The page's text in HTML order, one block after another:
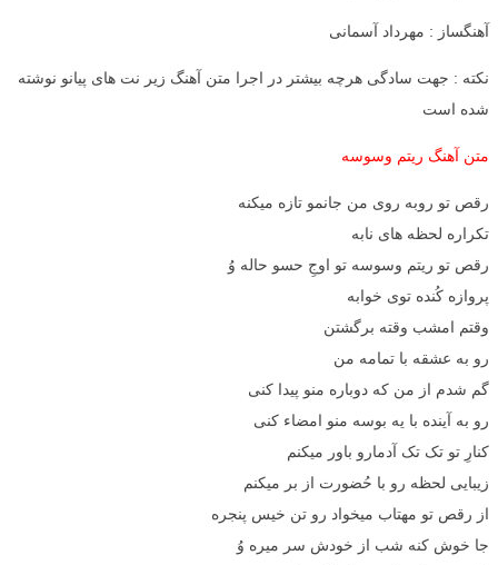
آهنگساز : مهرداد آسمانی
نکته : جهت سادگی هرچه بیشتر در اجرا متن آهنگ زیر نت های پیانو نوشته
شده است
متن آهنگ ریتم وسوسه
رقص تو روبه روی من جانمو تازه میکنه
تکراره لحظه های نابه
رقص تو ریتم وسوسه تو اوجِ حسو حاله وُ
پروازه کُنده توی خوابه
وقتم امشب وقته برگشتن
رو به عشقه با تمامه من
گم شدم از من که دوباره منو پیدا کنی
رو به آینده با یه بوسه منو امضاء کنی
کنارِ تو تک تک آدمارو باور میکنم
زیبایی لحظه رو با حُضورت از بر میکنم
از رقص تو مهتاب میخواد رو تن خیس پنجره
جا خوش کنه شب از خودش سر میره وُ